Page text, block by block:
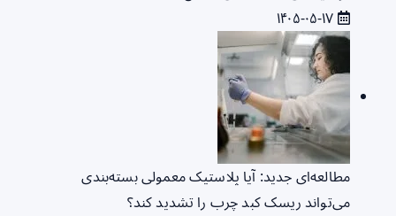
مطالعه‌ای جدید: آیا پلاستیک معمولی بسته‌بندی
می‌تواند ریسک کبد چرب را تشدید کند؟